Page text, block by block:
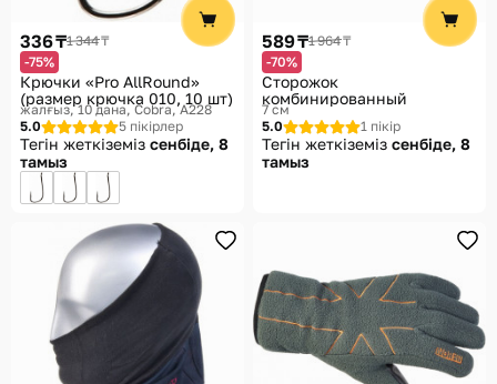
336 ₸1 344 ₸
-75%
Крючки «Pro AllRound»
(размер крючка 010, 10 шт)
жалғыз, 10 дана Cobra, A228
5.0
5 пікірлер
Тегін жеткіземіз сенбіде, 8
тамыз
589 ₸1 964 ₸
-70%
Сторожок
комбинированный
7 см
5.0
1 пікір
Тегін жеткіземіз сенбіде, 8
тамыз